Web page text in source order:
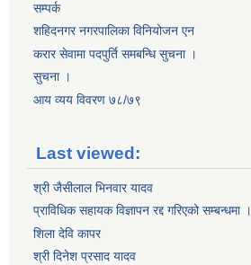
सम्पर्क
शहिदनगर नगरपालिका विनियोजन एन
करार सेवामा पदपुर्ति समबन्धि सुचना ।
सुचना ।
आय व्यय विवरण ७८/७९
Last viewed:
श्री जैसीलाल भिनवार यादव
प्राविधिक सहायक विज्ञापन रद्द गरिएको सम्बन्धमा ।
शिला देवि कापर
श्री दिनेश प्रसाद यादव